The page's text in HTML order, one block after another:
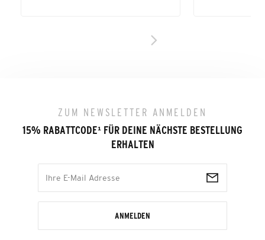
ZUM NEWSLETTER ANMELDEN
15% RABATTCODE¹ FÜR DEINE NÄCHSTE BESTELLUNG
ERHALTEN
ANMELDEN